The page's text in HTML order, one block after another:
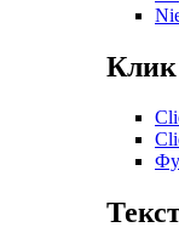
Клик